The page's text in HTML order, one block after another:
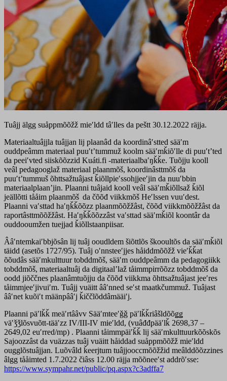
Tuâjj älgg suåppmõõžž mieʹldd tâʹlles da peštt 30.12.2022 räjja.
Materiaaltuâjjla tuâjjan lij plaanâd da koordinâʹstted sääʹm
ouddpeâmm materiaal puuʹtʼtummuž koolm sääʹmǩiõʹlle di puuʹtʼted
da peeiʹvted siiskõõzzid Kuáti.fi -materiaalbaʹŋǩǩe. Tuõjju kooll
veâl pedagooglaž materiaal plaanmõš, koordinâsttmõš da
puuʹtʼtummuš õhttsažtuâjast ǩiõllpieʹssohjjeeʹjin da nuuʹbbin
materiaalplaanʼjin. Plaanni tuâjaid kooll veâl sääʹmǩiõllsaž ǩiõl
jeällõtti tååim plaanmõš da čõõđ viikkmõš Heʹlssen vuuʹdest.
Plaanni vaʹsttad haʹŋǩǩõõzz plaanmõõžžâst, čõõđ viikkmõõžžâst da
raportâsttmõõžžâst. Haʹŋǩǩõõzzâst vaʹsttad sää′mǩiõl koontâr da
ouddooumžen tuejjad ǩiõllstaanpiisar.
Ââʹntemkaiʹbbjõsân lij tuâj ooudldem šiõttlõs škooultõs da sääʹmǩiõl
täidd (asetõs 1727/95). Tuâj oʹnnsteeʹjjes håiddmõõžž vieʹǩǩat
õõudâs sääʹmkulttuur tobddmõš, sääʹm ouddpeâmm da pedagogiikk
tobddmõš, materiaaltuâj da digitaalʼlaž tåimmpirrõõzz tobddmõš da
oodd jiõččnes plaanâmtuõjju da čõõđ viikkma õhttsažtuâjast jeeʹres
tåimmjeeʹjivuiʹm. Tuâjj vuäitt ââʹnned seʹst maatkčummuž. Tuâjast
ââʹnet kuõiʹt määnpââʹj ǩiččlõddâmääiʹj.
Plaanni päʹlǩǩ meäʹrtââvv Sääʹmteeʹǧǧ päʹlǩǩriâšldõõǥǥ
väʹǯǯlõsvuõtt-tääʹzz IV/III-IV mieʹldd, (vuâđđpääʹlǩ 2698,37 –
2649,02 euʹrred/mp) . Plaanni tåimmpäiʹǩǩ lij sääʹmkulttuurkõõskõs
Sajoozzâst da vuäzzas tuâj vuäitt håiddad suåppmõõžž mieʹldd
ougglõstuâjjan. Luõvâld ǩeerjtum tuâjjooccmõõžžid meâlddõõzzines
âlgg tååimted 1.7.2022 čiâss 12.00 räjja mõõneeʹst addrõʹsse:
https://www.sympahr.net/public/pq.aspx?c3adffa7